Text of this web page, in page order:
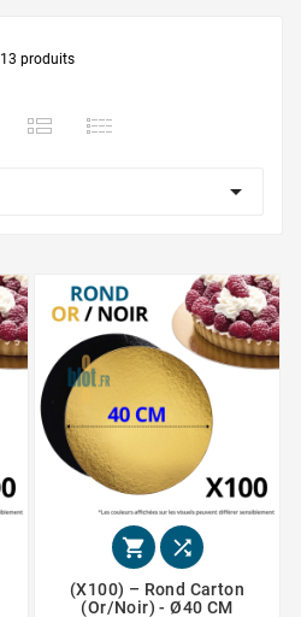
13 produits

 
(X100) – Rond Carton
(Or/Noir) - Ø40 CM